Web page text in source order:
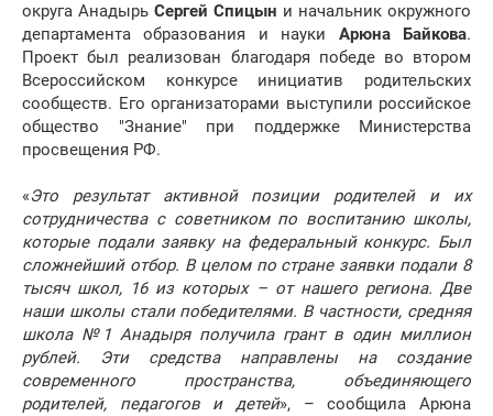
округа Анадырь Сергей Спицын и начальник окружного
департамента образования и науки Арюна Байкова.
Проект был реализован благодаря победе во втором
Всероссийском конкурсе инициатив родительских
сообществ. Его организаторами выступили российское
общество "Знание" при поддержке Министерства
просвещения РФ.
«Это результат активной позиции родителей и их
сотрудничества с советником по воспитанию школы,
которые подали заявку на федеральный конкурс. Был
сложнейший отбор. В целом по стране заявки подали 8
тысяч школ, 16 из которых – от нашего региона. Две
наши школы стали победителями. В частности, средняя
школа №1 Анадыря получила грант в один миллион
рублей. Эти средства направлены на создание
современного пространства, объединяющего
родителей, педагогов и детей», – сообщила Арюна